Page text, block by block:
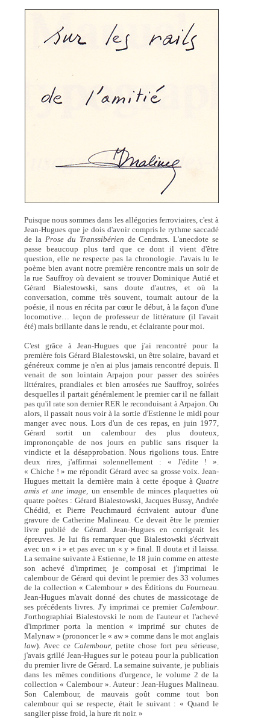
Puisque nous sommes dans les allégories ferroviaires, c'est à
Jean-Hugues que je dois d'avoir compris le rythme saccadé
de la Prose du Transsibérien de Cendrars. L'anecdote se
passe beaucoup plus tard que ce dont il vient d'être
question, elle ne respecte pas la chronologie. J'avais lu le
poème bien avant notre première rencontre mais un soir de
la rue Sauffroy où devaient se trouver Dominique Autié et
Gérard Bialestowski, sans doute d'autres, et où la
conversation, comme très souvent, tournait autour de la
poésie, il nous en récita par cœur le début, à la façon d'une
locomotive… leçon de professeur de littérature (il l'avait
été) mais brillante dans le rendu, et éclairante pour moi.
C'est grâce à Jean-Hugues que j'ai rencontré pour la
première fois Gérard Bialestowski, un être solaire, bavard et
généreux comme je n'en ai plus jamais rencontré depuis. Il
venait de son lointain Arpajon pour passer des soirées
littéraires, prandiales et bien arrosées rue Sauffroy, soirées
desquelles il partait généralement le premier car il ne fallait
pas qu'il rate son dernier RER le reconduisant à Arpajon. Ou
alors, il passait nous voir à la sortie d'Estienne le midi pour
manger avec nous. Lors d'un de ces repas, en juin 1977,
Gérard sortit un calembour des plus douteux,
imprononçable de nos jours en public sans risquer la
vindicte et la désapprobation. Nous rigolions tous. Entre
deux rires, j'affirmai solennellement : « J'édite ! ».
« Chiche ! » me répondit Gérard avec sa grosse voix. Jean-
Hugues mettait la dernière main à cette époque àQuatre
amis et une image, un ensemble de minces plaquettes où
quatre poètes : Gérard Bialestowski, Jacques Bussy, Andrée
Chédid, et Pierre Peuchmaurd écrivaient autour d'une
gravure de Catherine Malineau. Ce devait être le premier
livre publié de Gérard. Jean-Hugues en corrigeait les
épreuves. Je lui fis remarquer que Bialestowski s'écrivait
avec un « i » et pas avec un « y » final. Il douta et il laissa.
La semaine suivante à Estienne, le 18 juin comme en atteste
son achevé d'imprimer, je composai et j'imprimai le
calembour de Gérard qui devint le premier des 33 volumes
de la collection « Calembour » des Éditions du Fourneau.
Jean-Hugues m'avait donné des chutes de massicotage de
ses précédents livres. J'y imprimai ce premierCalembour.
J'orthographiai Bialestovski le nom de l'auteur et l'achevé
d'imprimer porta la mention « imprimé sur chutes de
Malynaw » (prononcer le « aw » comme dans le mot anglais
law). Avec ceCalembour, petite chose fort peu sérieuse,
j'avais grillé Jean-Hugues sur le poteau pour la publication
du premier livre de Gérard. La semaine suivante, je publiais
dans les mêmes conditions d'urgence, le volume 2 de la
collection « Calembour ». Auteur : Jean-Hugues Malineau.
Son Calembour, de mauvais goût comme tout bon
calembour qui se respecte, était le suivant : « Quand le
sanglier pisse froid, la hure rit noir. »